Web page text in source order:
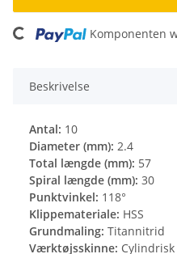
Komponenten
Beskrivelse
Antal: 10
Diameter (mm): 2.4
Total længde (mm): 57
Spiral længde (mm): 30
Punktvinkel: 118°
Klippemateriale: HSS
Grundmaling: Titannitrid
Værktøjsskinne: Cylindrisk